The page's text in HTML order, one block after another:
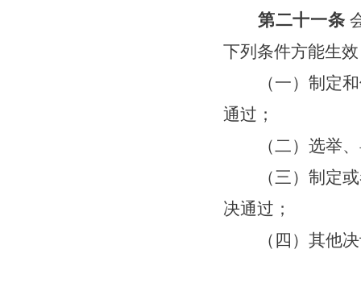
第二十一条
下列条件方能生
（一）制定
通过；
（二）选举
（三）制定
决通过；
（ 四 ）其他